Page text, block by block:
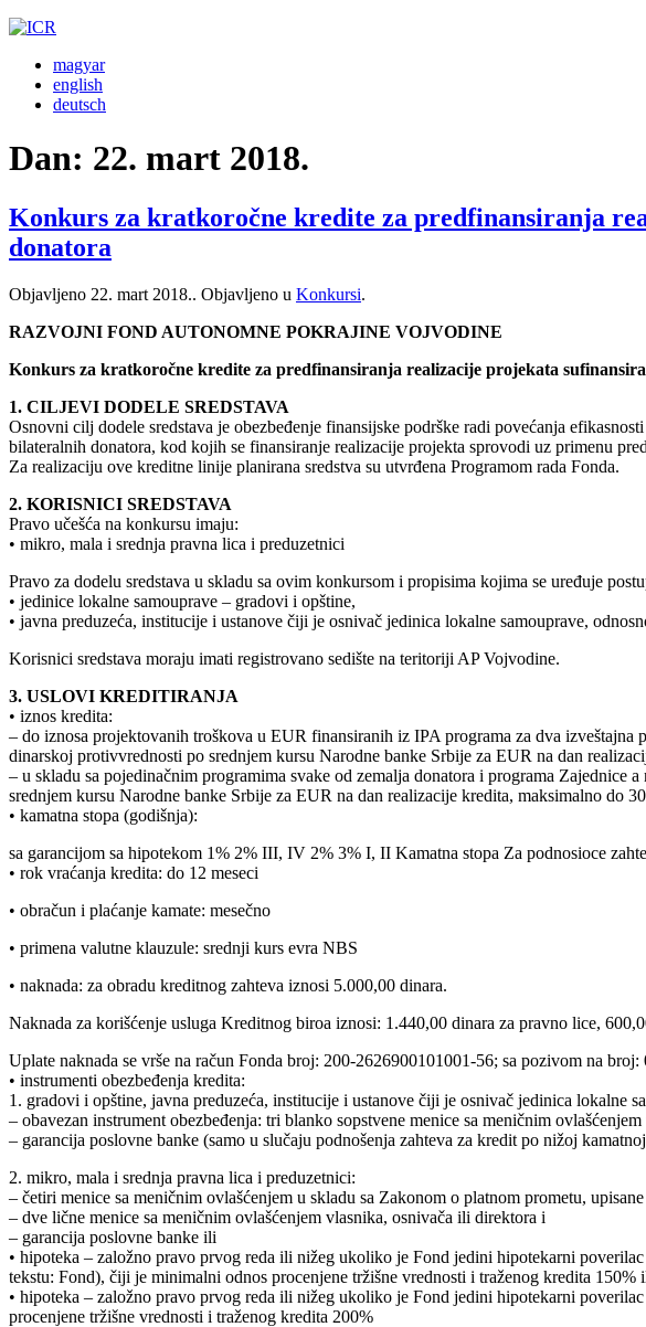
magyar
english
deutsch
Dan: 22. mart 2018.
Konkurs za kratkoročne kredite za predfinansiranja
donatora
Objavljeno 22. mart 2018.. Objavljeno u Konkursi.
RAZVOJNI FOND AUTONOMNE POKRAJINE VOJVODINE
Konkurs za kratkoročne kredite za predfinansiranja realizacije projekata
1. CILJEVI DODELE SREDSTAVA
Osnovni cilj dodele sredstava je obezbeđenje finansijske podrške radi povećanja
bilateralnih donatora, kod kojih se finansiranje realizacije projekta sprovodi uz primenu
Za realizaciju ove kreditne linije planirana sredstva su utvrđena Programom rada Fonda.
2. KORISNICI SREDSTAVA
Pravo učešća na konkursu imaju:
• mikro, mala i srednja pravna lica i preduzetnici
Pravo za dodelu sredstava u skladu sa ovim konkursom i propisima kojima se uređuje
• jedinice lokalne samouprave – gradovi i opštine,
• javna preduzeća, institucije i ustanove čiji je osnivač jedinica lokalne samouprave,
Korisnici sredstava moraju imati registrovano sedište na teritoriji AP Vojvodine.
3. USLOVI KREDITIRANJA
• iznos kredita:
– do iznosa projektovanih troškova u EUR finansiranih iz IPA programa za dva
dinarskoj protivvrednosti po srednjem kursu Narodne banke Srbije za EUR na dan
– u skladu sa pojedinačnim programima svake od zemalja donatora i programa
srednjem kursu Narodne banke Srbije za EUR na dan realizacije kredita, maksimalno do
• kamatna stopa (godišnja):
sa garancijom sa hipotekom 1% 2% III, IV 2% 3% I, II Kamatna stopa Za podnosioce
• rok vraćanja kredita: do 12 meseci
• obračun i plaćanje kamate: mesečno
• primena valutne klauzule: srednji kurs evra NBS
• naknada: za obradu kreditnog zahteva iznosi 5.000,00 dinara.
Naknada za korišćenje usluga Kreditnog biroa iznosi: 1.440,00 dinara za pravno lice,
Uplate naknada se vrše na račun Fonda broj: 200-2626900101001-56; sa pozivom na broj:
• instrumenti obezbeđenja kredita:
1. gradovi i opštine, javna preduzeća, institucije i ustanove čiji je osnivač jedinica lokalne
– obavezan instrument obezbeđenja: tri blanko sopstvene menice sa meničnim
– garancija poslovne banke (samo u slučaju podnošenja zahteva za kredit po nižoj
2. mikro, mala i srednja pravna lica i preduzetnici:
– četiri menice sa meničnim ovlašćenjem u skladu sa Zakonom o platnom prometu,
– dve lične menice sa meničnim ovlašćenjem vlasnika, osnivača ili direktora i
– garancija poslovne banke ili
• hipoteka – založno pravo prvog reda ili nižeg ukoliko je Fond jedini hipotekarni
tekstu: Fond), čiji je minimalni odnos procenjene tržišne vrednosti i traženog kredita 150%
• hipoteka – založno pravo prvog reda ili nižeg ukoliko je Fond jedini hipotekarni
procenjene tržišne vrednosti i traženog kredita 200%